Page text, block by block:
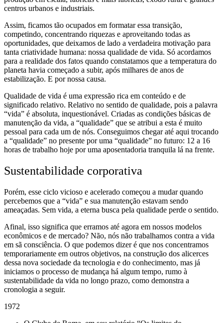
centros urbanos e industriais.
Assim, ficamos tão ocupados em formatar essa transição,
competindo, concentrando riquezas e aproveitando todas as
oportunidades, que deixamos de lado a verdadeira motivação para
tanta criatividade humana: nossa qualidade de vida. Só acordamos
para a realidade dos fatos quando constatamos que a temperatura do
planeta havia começado a subir, após milhares de anos de
estabilização. E por nossa causa.
Qualidade de vida é uma expressão rica em conteúdo e de
significado relativo. Relativo no sentido de qualidade, pois a palavra
“vida” é absoluta, inquestionável. Criadas as condições básicas de
manutenção da vida, a “qualidade” que se atribui a esta é muito
pessoal para cada um de nós. Conseguimos chegar até aqui trocando
a “qualidade” no presente por uma “qualidade” no futuro: 12 a 16
horas de trabalho hoje por uma aposentadoria tranquila lá na frente.
Sustentabilidade corporativa
Porém, esse ciclo vicioso e acelerado começou a mudar quando
percebemos que a “vida” e sua manutenção estavam sendo
ameaçadas. Sem vida, a eterna busca pela qualidade perde o sentido.
Afinal, isso significa que erramos até agora em nossos modelos
econômicos e de mercado? Não, nós não trabalhamos contra a vida
em sã consciência. O que podemos dizer é que nos concentramos
temporariamente em outros objetivos, na construção dos alicerces
dessa nova sociedade da tecnologia e do conhecimento, mas já
iniciamos o processo de mudança há algum tempo, rumo à
sustentabilidade da vida no longo prazo, como demonstra a
cronologia a seguir.
1972